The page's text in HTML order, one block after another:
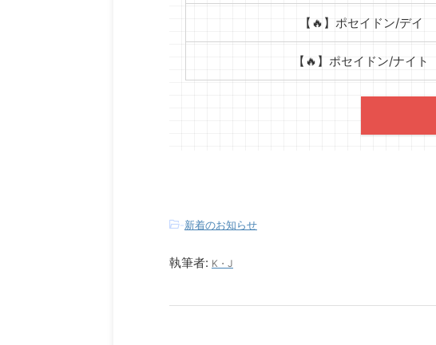
【🔥】ポセイドン/デイ
【🔥】ポセイドン/ナイト
-新着のお知らせ
執筆者: K・J